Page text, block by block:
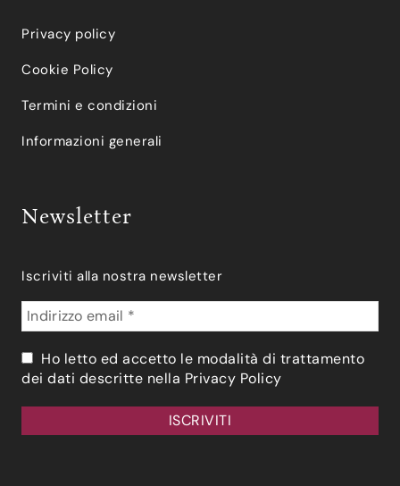
Privacy policy
Cookie Policy
Termini e condizioni
Informazioni generali
Newsletter
Iscriviti alla nostra newsletter
Ho letto ed accetto le modalità di trattamento
dei dati descritte nella Privacy Policy